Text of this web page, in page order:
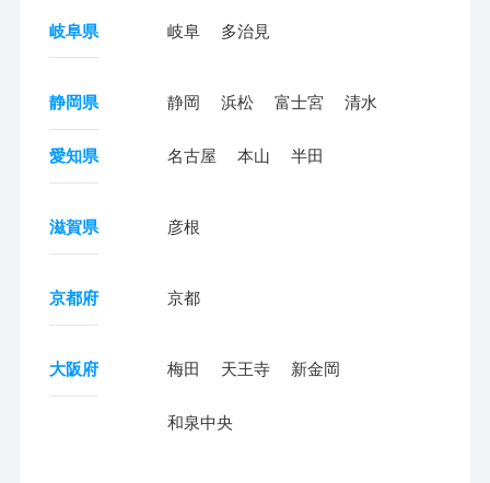
岐阜県 岐阜 多治見
静岡県 静岡 浜松 富士宮 清水
愛知県 名古屋 本山 半田
滋賀県 彦根
京都府 京都
大阪府 梅田 天王寺 新金岡
和泉中央